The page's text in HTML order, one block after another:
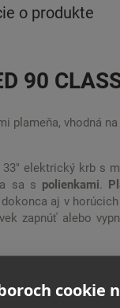
cookie
o produkte
90
plameňa, vhodná
elektrický krb s
sa s polienkami.
aj v
zapnúť alebo
využijete na